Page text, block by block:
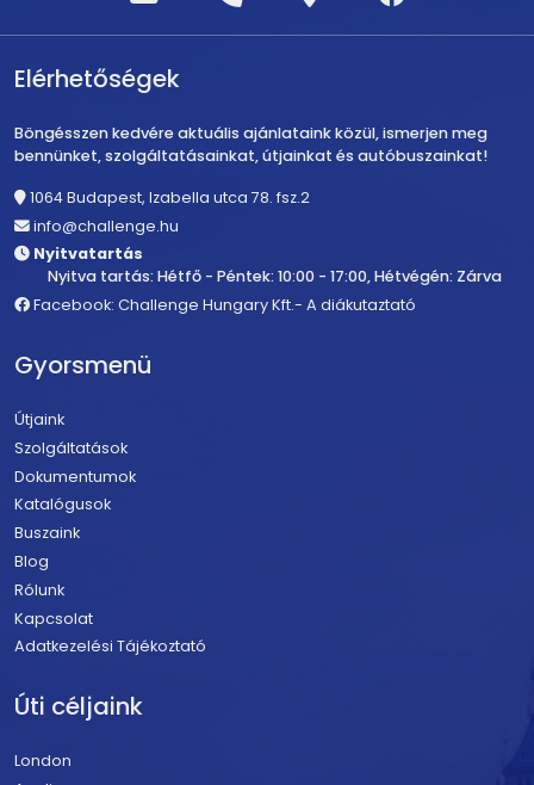
Elérhetőségek
Böngésszen kedvére aktuális ajánlataink közül, ismerjen meg
bennünket, szolgáltatásainkat, útjainkat és autóbuszainkat!
1064 Budapest, Izabella utca 78. fsz.2
info@challenge.hu
Nyitvatartás
Nyitva tartás: Hétfő - Péntek: 10:00 - 17:00, Hétvégén: Zárva
Facebook: Challenge Hungary Kft.- A diákutaztató
Gyorsmenü
Útjaink
Szolgáltatások
Dokumentumok
Katalógusok
Buszaink
Blog
Rólunk
Kapcsolat
Adatkezelési Tájékoztató
Úti céljaink
London